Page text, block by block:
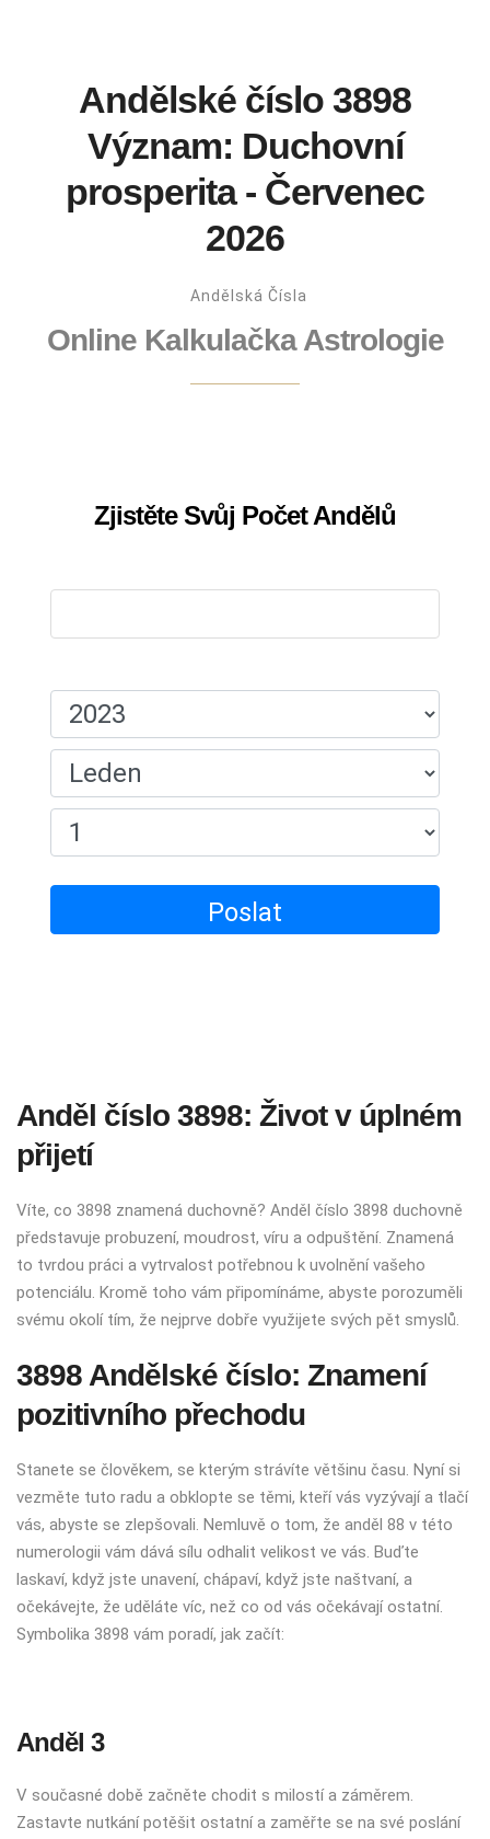
Andělské číslo 3898
Význam: Duchovní
prosperita - Červenec
2026
Andělská Čísla
Online Kalkulačka Astrologie
Zjistěte Svůj Počet Andělů
Poslat
Anděl číslo 3898: Život v úplném
přijetí
Víte, co 3898 znamená duchovně? Anděl číslo 3898 duchovně
představuje probuzení, moudrost, víru a odpuštění. Znamená
to tvrdou práci a vytrvalost potřebnou k uvolnění vašeho
potenciálu. Kromě toho vám připomínáme, abyste porozuměli
svému okolí tím, že nejprve dobře využijete svých pět smyslů.
3898 Andělské číslo: Znamení
pozitivního přechodu
Stanete se člověkem, se kterým strávíte většinu času. Nyní si
vezměte tuto radu a obklopte se těmi, kteří vás vyzývají a tlačí
vás, abyste se zlepšovali. Nemluvě o tom, že anděl 88 v této
numerologii vám dává sílu odhalit velikost ve vás. Buďte
laskaví, když jste unavení, chápaví, když jste naštvaní, a
očekávejte, že uděláte víc, než co od vás očekávají ostatní.
Symbolika 3898 vám poradí, jak začít:
Anděl 3
V současné době začněte chodit s milostí a záměrem.
Zastavte nutkání potěšit ostatní a zaměřte se na své poslání